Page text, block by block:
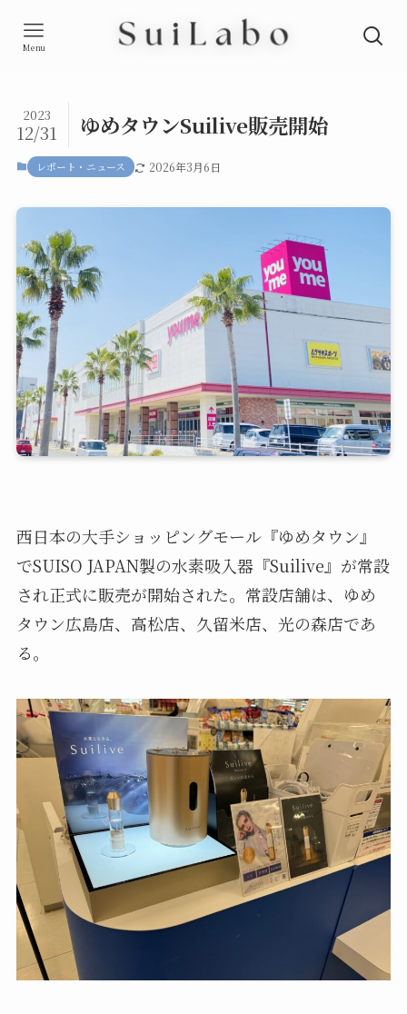
Menu
ゆめタウンSuilive販売開始
2023
12/31
レポート・ニュース 2026年3月6日
西日本の大手ショッピングモール『ゆめタウン』
でSUISO JAPAN製の水素吸入器『Suilive』が常設
され正式に販売が開始された。常設店舗は、ゆめ
タウン広島店、高松店、久留米店、光の森店であ
る。